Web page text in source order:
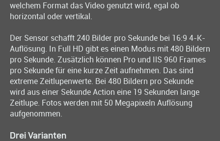
welchem Format das Video genutzt wird, egal ob
horizontal oder vertikal.
Der Sensor schafft 240 Bilder pro Sekunde bei 16:9 4-K-
Auflösung. In Full HD gibt es einen Modus mit 480 Bildern
pro Sekunde. Zusätzlich können Pro und IlS 960 Frames
pro Sekunde für eine kurze Zeit aufnehmen. Das sind
extreme Zeitlupenwerte. Bei 480 Bildern pro Sekunde
wird aus einer Sekunde Action eine 19 Sekunden lange
Zeitlupe. Fotos werden mit 50 Megapixeln Auflösung
aufgenommen.
Drei Varianten